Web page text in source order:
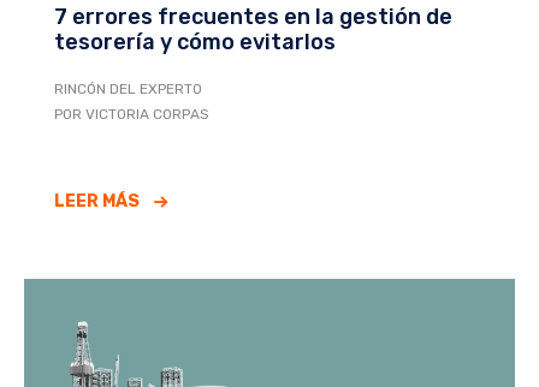
7 errores frecuentes en la gestión de
tesorería y cómo evitarlos
RINCÓN DEL EXPERTO
POR VICTORIA CORPAS
LEER MÁS